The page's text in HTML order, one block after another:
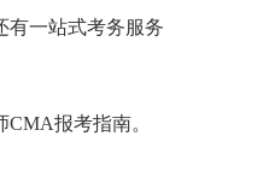
有一站式考务服务
报考指南。